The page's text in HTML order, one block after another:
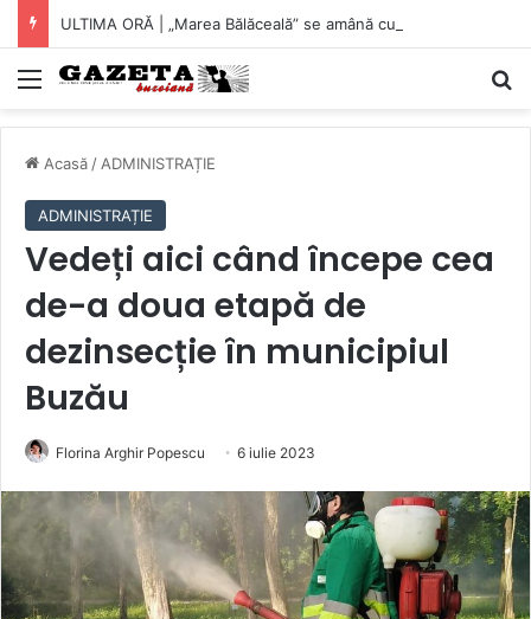
Mediu
Acasă / ADMINISTRAȚIE
ADMINISTRAȚIE
Vedeți aici când începe cea
de-a doua etapă de
dezinsecție în municipiul
Buzău
Florina Arghir Popescu 6 iulie 2023